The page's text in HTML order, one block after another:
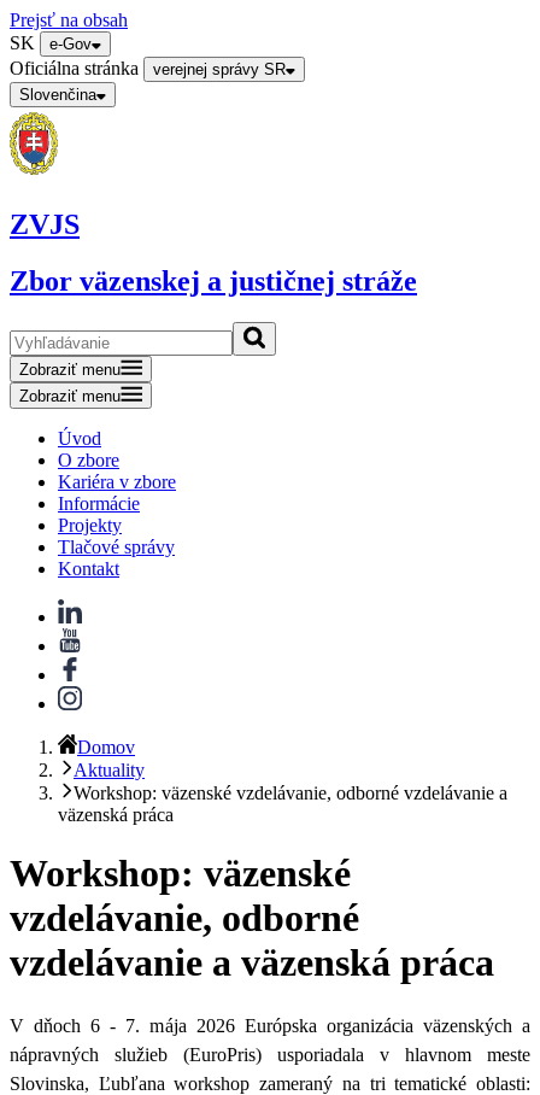
Prejsť na obsah
SK
e-Gov
Oficiálna stránka
verejnej správy SR
Slovenčina
ZVJS
Zbor väzenskej a justičnej stráže
Zobraziť menu
Zobraziť menu
Úvod
O zbore
Kariéra v zbore
Informácie
Projekty
Tlačové správy
Kontakt
Domov
Aktuality
Workshop: väzenské vzdelávanie, odborné vzdelávanie a
väzenská práca
Workshop: väzenské
vzdelávanie, odborné
vzdelávanie a väzenská práca
V dňoch 6 - 7. mája 2026 Európska organizácia väzenských a
nápravných služieb (EuroPris) usporiadala v hlavnom meste
Slovinska, Ľubľana workshop zameraný na tri tematické oblasti: